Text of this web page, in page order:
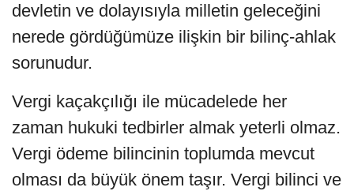
devletin ve dolayısıyla milletin geleceğini
nerede gördüğümüze ilişkin bir bilinç-ahlak
sorunudur.
Vergi kaçakçılığı ile mücadelede her
zaman hukuki tedbirler almak yeterli olmaz.
Vergi ödeme bilincinin toplumda mevcut
olması da büyük önem taşır. Vergi bilinci ve